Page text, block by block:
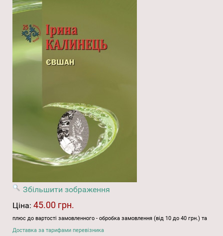
Збільшити зображення
Ціна: 45.00 грн.
плюс до вартості замовленного - обробка замовлення (від 10 до 40 грн.) та
Доставка за тарифами перевізника